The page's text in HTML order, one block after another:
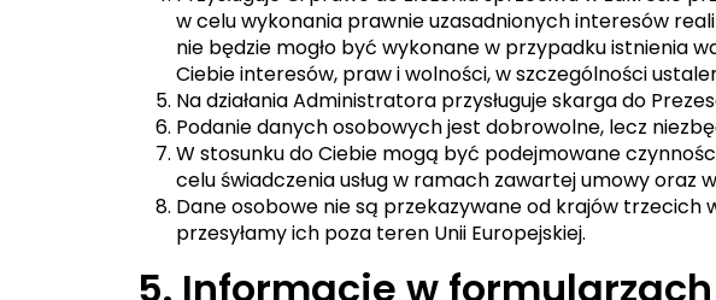
w celu wykonania prawnie uzasadnionych interesów
nie będzie mogło być wykonane w przypadku istnienia
Ciebie interesów, praw i wolności, w szczególności
Na działania Administratora przysługuje skarga do
Podanie danych osobowych jest dobrowolne, lecz
W stosunku do Ciebie mogą być podejmowane
celu świadczenia usług w ramach zawartej umowy
Dane osobowe nie są przekazywane od krajów trzecich
przesyłamy ich poza teren Unii Europejskiej.
5. Informacje w formularzach